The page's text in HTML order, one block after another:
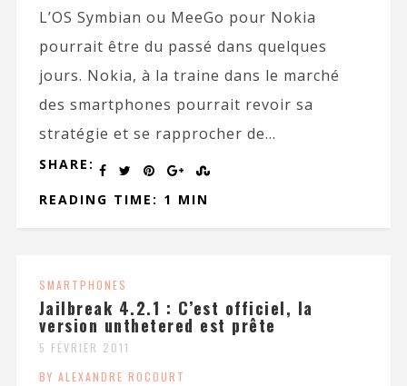
L’OS Symbian ou MeeGo pour Nokia
pourrait être du passé dans quelques
jours. Nokia, à la traine dans le marché
des smartphones pourrait revoir sa
stratégie et se rapprocher de...
SHARE:
READING TIME: 1 MIN
SMARTPHONES
Jailbreak 4.2.1 : C’est officiel, la
version unthetered est prête
5 FÉVRIER 2011
BY ALEXANDRE ROCOURT